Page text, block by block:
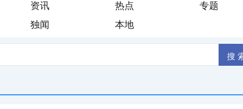
资讯 热点
专题
独闻 本地